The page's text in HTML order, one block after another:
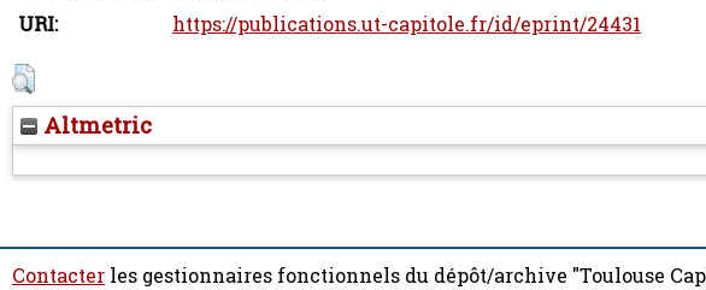
URI:
https://publications.ut-capitole.fr/id/eprint/24431
Altmetric
Contacter les gestionnaires fonctionnels du dépôt/archive "Toulouse